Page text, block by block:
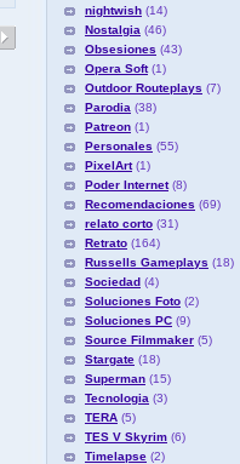
nightwish (14)
Nostalgia (46)
Obsesiones (43)
Opera Soft (1)
Outdoor Routeplays (7)
Parodia (38)
Patreon (1)
Personales (55)
PixelArt (1)
Poder Internet (8)
Recomendaciones (69)
relato corto (31)
Retrato (164)
Russells Gameplays (18)
Sociedad (4)
Soluciones Foto (2)
Soluciones PC (9)
Source Filmmaker (5)
Stargate (18)
Superman (15)
Tecnologia (3)
TERA (5)
TES V Skyrim (6)
Timelapse (2)